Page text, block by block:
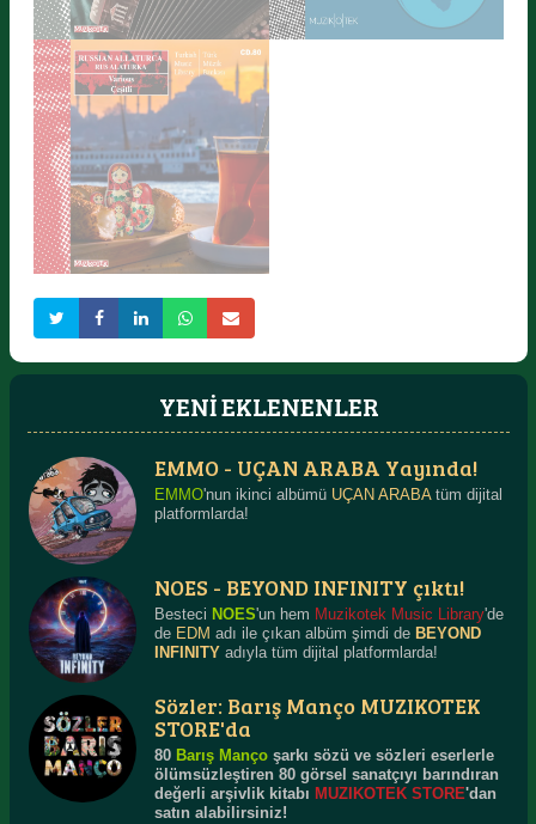
SOKAK AKORDEONU
ŞARKILARI
Detaylı Bilgi
RUS ALATURKA
Detaylı Bilgi
YENİ EKLENENLER
EMMO - UÇAN ARABA Yayında!
EMMO'nun ikinci albümü UÇAN ARABAtüm dijital
platformlarda!
NOES - BEYOND INFINITY çıktı!
Besteci NOES'un hem Muzikotek Music Library'de
de EDM adı ile çıkan albüm şimdi de BEYOND
INFINITYadıyla tüm dijital platformlarda!
Sözler: Barış Manço MUZIKOTEK
STORE'da
80 Barış Mançoşarkı sözü ve sözleri eserlerle
ölümsüzleştiren 80 görsel sanatçıyı barındıran
değerli arşivlik kitabı MUZIKOTEK STORE'dan
satın alabilirsiniz!